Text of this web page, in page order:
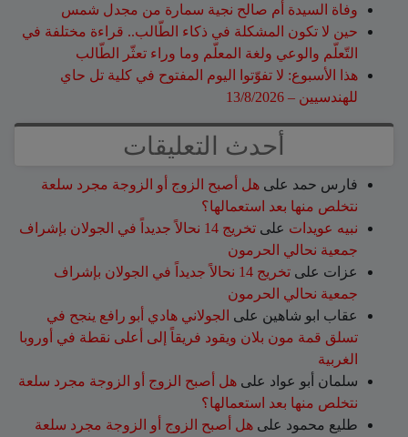
وفاة السيدة أم صالح نجية سمارة من مجدل شمس
حين لا تكون المشكلة في ذكاء الطّالب.. قراءة مختلفة في
التّعلّم والوعي ولغة المعلّم وما وراء تعثّر الطّالب
هذا الأسبوع: لا تفوّتوا اليوم المفتوح في كلية تل حاي
للهندسيين – 13/8/2026
أحدث التعليقات
فارس حمد على هل أصبح الزوج أو الزوجة مجرد سلعة
نتخلص منها بعد استعمالها؟
نبيه عويدات على
تخريج 14 نحالاً جديداً في الجولان بإشراف
جمعية نحالي الحرمون
عزات على
تخريج 14 نحالاً جديداً في الجولان بإشراف
جمعية نحالي الحرمون
عقاب ابو شاهين على الجولاني هادي أبو رافع ينجح في
تسلق قمة مون بلان ويقود فريقاً إلى أعلى نقطة في أوروبا
الغربية
سلمان أبو عواد على هل أصبح الزوج أو الزوجة مجرد سلعة
نتخلص منها بعد استعمالها؟
طليع محمود على هل أصبح الزوج أو الزوجة مجرد سلعة